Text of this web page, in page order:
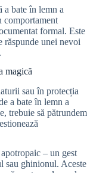
bate în lemn a
comportament
formal. Este
răspunde unei nevoi
magică
sau în protecția
a bate în lemn a
trebuie să pătrundem
– un gest
sau ghinionul. Aceste